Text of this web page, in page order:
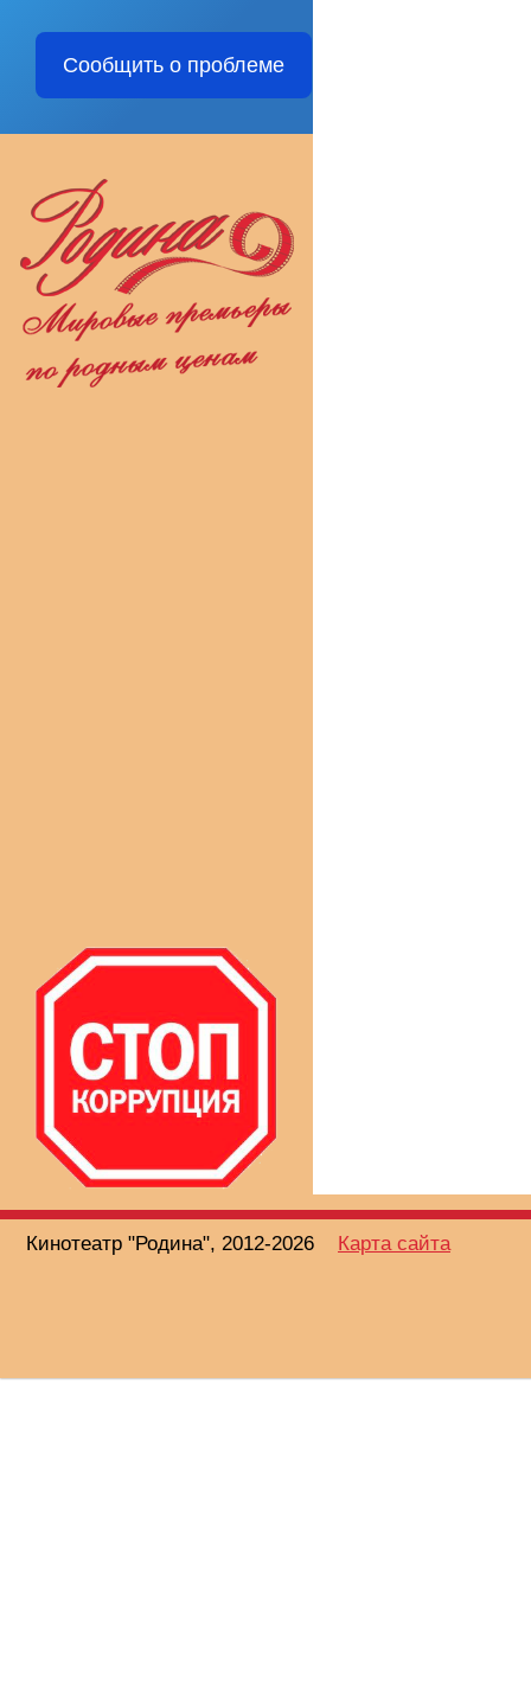
Сообщить о проблеме
Кинотеатр "Родина", 2012-2026 Карта сайта